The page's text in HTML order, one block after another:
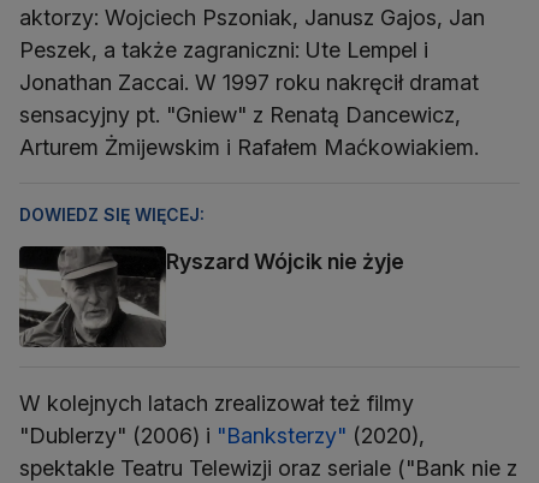
aktorzy: Wojciech Pszoniak, Janusz Gajos, Jan
Peszek, a także zagraniczni: Ute Lempel i
Jonathan Zaccai. W 1997 roku nakręcił dramat
sensacyjny pt. "Gniew" z Renatą Dancewicz,
Arturem Żmijewskim i Rafałem Maćkowiakiem.
DOWIEDZ SIĘ WIĘCEJ:
Ryszard Wójcik nie żyje
W kolejnych latach zrealizował też filmy
"Dublerzy" (2006) i "Banksterzy" (2020),
spektakle Teatru Telewizji oraz seriale ("Bank nie z